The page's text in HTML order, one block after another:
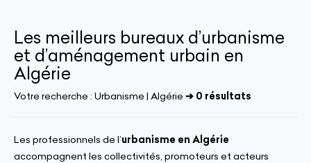
Les meilleurs bureaux d’urbanisme
et d’aménagement urbain en
Algérie
Votre recherche : Urbanisme | Algérie ➔ 0 résultats
Les professionnels de l’urbanisme en Algérie
accompagnent les collectivités, promoteurs et acteurs